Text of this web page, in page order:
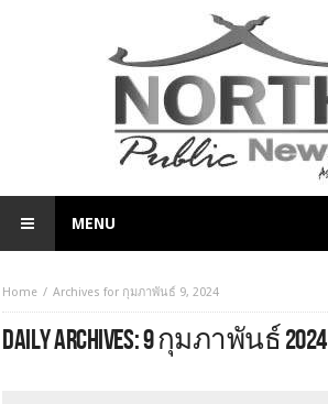
MENU
Home Archives for กุมภาพันธ์ 9, 2024
DAILY ARCHIVES:9 กุมภาพันธ์ 2024